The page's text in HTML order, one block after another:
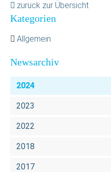
zurück zur Übersicht
Kategorien
Allgemein
Newsarchiv
2024
2023
2022
2018
2017